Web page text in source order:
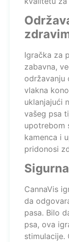
Igračka za
zabavna,
održavanju
vlakna
uklanjajući
vašeg psa
upotrebom
kamenca i
pridonosi
CannaVis
da
pasa. Bilo
psa, ova
stimulacije.